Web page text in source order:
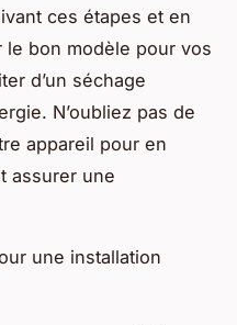
ces étapes et en
bon modèle pour vos
d’un séchage
N’oubliez pas de
appareil pour en
assurer une
une installation